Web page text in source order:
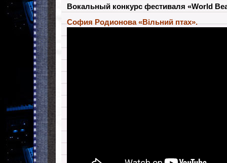
Вокальный конкурс фестиваля «World
София Родионова «Вільний птах».